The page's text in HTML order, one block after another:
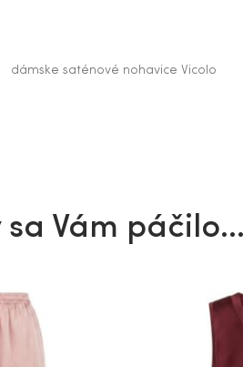
dámske saténové nohavice Vicolo
sa Vám páčilo…